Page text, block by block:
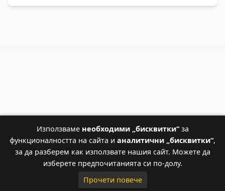
Използваме необходими „бисквитки“за
функционалността на сайта и аналитични „бисквитки“,
за да разберем как използвате нашия сайт. Можете да
изберете предпочитанията си по-долу.
Прочети повече